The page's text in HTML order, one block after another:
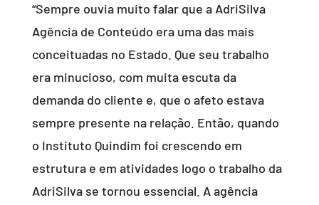
“Sempre ouvia muito falar que a AdriSilva
Agência de Conteúdo era uma das mais
conceituadas no Estado. Que seu trabalho
era minucioso, com muita escuta da
demanda do cliente e, que o afeto estava
sempre presente na relação. Então, quando
o Instituto Quindim foi crescendo em
estrutura e em atividades logo o trabalho da
AdriSilva se tornou essencial. A agência